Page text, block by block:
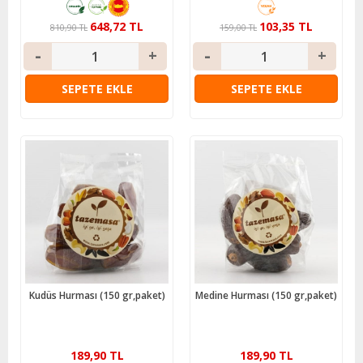
648,72 TL
810,90 TL
SEPETE EKLE
103,35 TL
159,00 TL
SEPETE EKLE
Kudüs Hurması (150 gr,paket)
189,90 TL
Medine Hurması (150 gr,paket)
189,90 TL